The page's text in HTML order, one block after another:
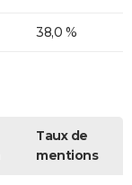
38,0 %
Taux de
mentions